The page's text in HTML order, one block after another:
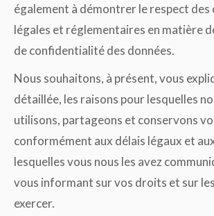
également à démontrer le respect
légales et réglementaires en matière
de confidentialité des données.
Nous souhaitons, à présent, vous
détaillée, les raisons pour lesquelles
utilisons, partageons et conservons
conformément aux délais légaux et
lesquelles vous nous les avez
vous informant sur vos droits et sur
exercer.